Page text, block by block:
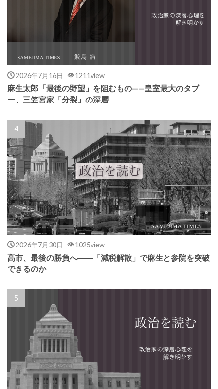
2026年7月16日 1211view
麻生太郎「最後の野望」を阻むもの——皇室最大のタブ
ー、三笠宮家「分裂」の深層
2026年7月30日 1025view
高市、最後の勝負へ――「減税解散」で麻生と参院を突破
できるのか